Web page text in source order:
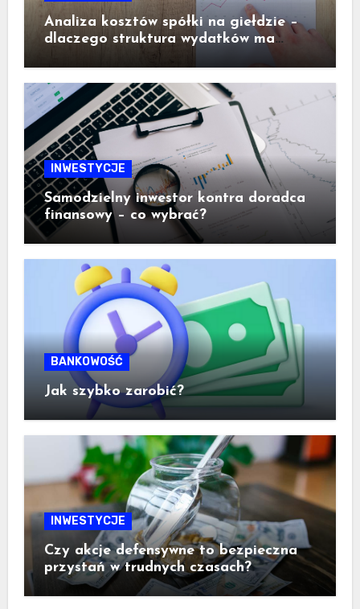
Analiza kosztów spółki na giełdzie –
dlaczego struktura wydatków ma
ogromne znaczenie dla inwestora
INWESTYCJE
Samodzielny inwestor kontra doradca
finansowy – co wybrać?
BANKOWOŚĆ
Jak szybko zarobić?
INWESTYCJE
Czy akcje defensywne to bezpieczna
przystań w trudnych czasach?